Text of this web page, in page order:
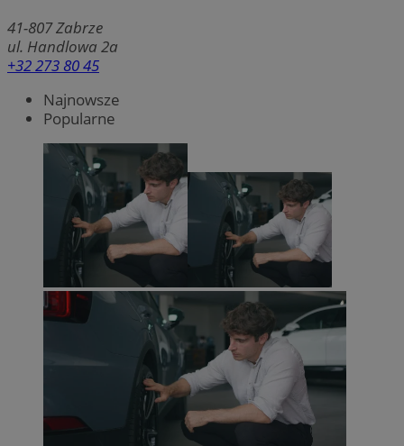
41-807Zabrze
ul. Handlowa 2a
+32 273 80 45
Najnowsze
Popularne